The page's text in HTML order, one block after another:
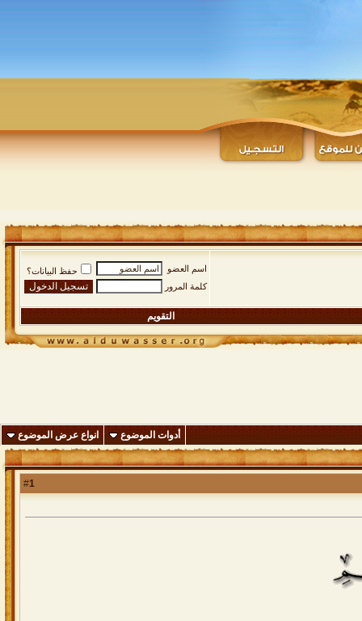
اسم العضو
حفظ البيانات؟
كلمة المرور
التقويم
أدوات الموضوع انواع عرض الموضوع
1